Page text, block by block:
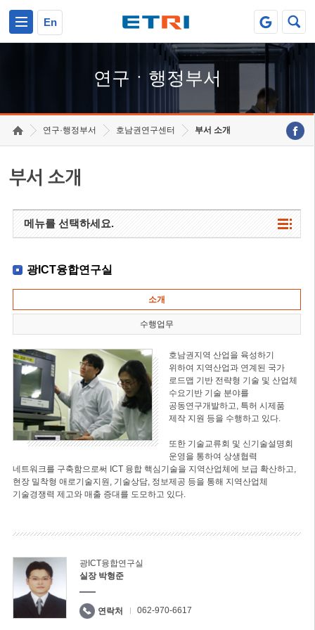
En
연구ㆍ행정부서
연구·행정부서 호남권연구센터 부서 소개
부서 소개
메뉴를 선택하세요.
광ICT융합연구실
소개
수행업무
호남권지역 산업을 육성하기
위하여 지역산업과 연계된 국가
로드맵 기반 전략형 기술 및 산업체
수요기반 기술 분야를
공동연구개발하고, 특허 시제품
제작 지원 등을 수행하고 있다.
또한 기술교류회 및 신기술설명회
운영을 통하여 상생협력
네트워크를 구축함으로써 ICT 융합 핵심기술을 지역산업체에 보급 확산하고,
현장 밀착형 애로기술지원, 기술상담, 정보제공 등을 통해 지역산업체
기술경쟁력 제고와 매출 증대를 도모하고 있다.
광ICT융합연구실
실장 박형준
연락처 062-970-6617